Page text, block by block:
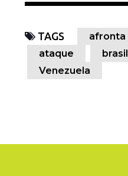
TAGS afronta
ataque
brasil
Venezuela